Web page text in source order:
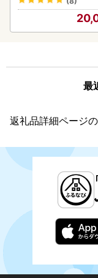
最
返礼品詳細ページ